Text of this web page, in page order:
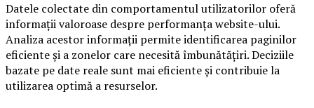
Datele colectate din comportamentul utilizatorilor oferă
informații valoroase despre performanța website-ului.
Analiza acestor informații permite identificarea paginilor
eficiente și a zonelor care necesită îmbunătățiri. Deciziile
bazate pe date reale sunt mai eficiente și contribuie la
utilizarea optimă a resurselor.